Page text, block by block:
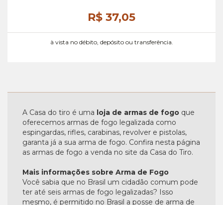
R$ 37,05
à vista no débito, depósito ou transferência.
A Casa do tiro é uma loja de armas de fogo que
oferecemos armas de fogo legalizada como
espingardas, rifles, carabinas, revolver e pistolas,
garanta já a sua arma de fogo. Confira nesta página
as armas de fogo a venda no site da Casa do Tiro.
Mais informações sobre Arma de Fogo
Você sabia que no Brasil um cidadão comum pode
ter até seis armas de fogo legalizadas? Isso
mesmo, é permitido no Brasil a posse de arma de